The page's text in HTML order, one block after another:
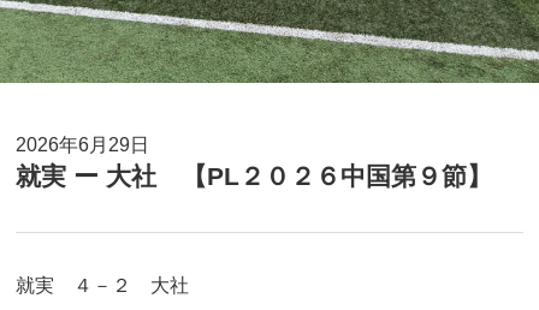
2026年6月29日
就実 ー 大社 【PL２０２６中国第９節】
就実 ４－２ 大社